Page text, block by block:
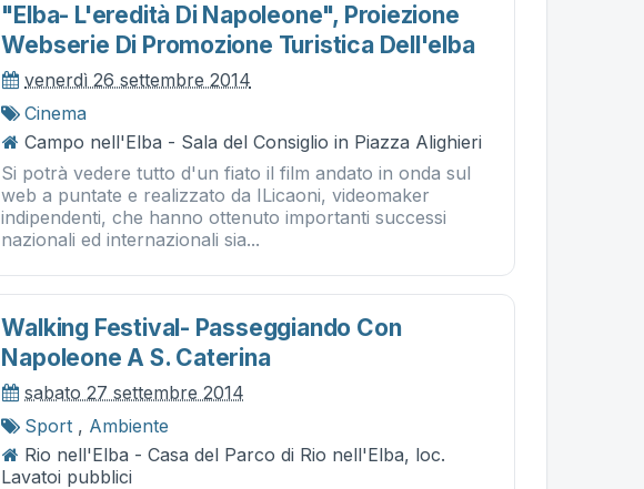
"elba- L'eredità Di Napoleone", Proiezione
Webserie Di Promozione Turistica Dell'elba
venerdì 26 settembre 2014
Cinema
Campo nell'Elba - Sala del Consiglio in Piazza Alighieri
Si potrà vedere tutto d'un fiato il film andato in onda sul
web a puntate e realizzato da ILicaoni, videomaker
indipendenti, che hanno ottenuto importanti successi
nazionali ed internazionali sia...
Walking Festival- Passeggiando Con
Napoleone A S. Caterina
sabato 27 settembre 2014
Sport , Ambiente
Rio nell'Elba - Casa del Parco di Rio nell'Elba, loc.
Lavatoi pubblici